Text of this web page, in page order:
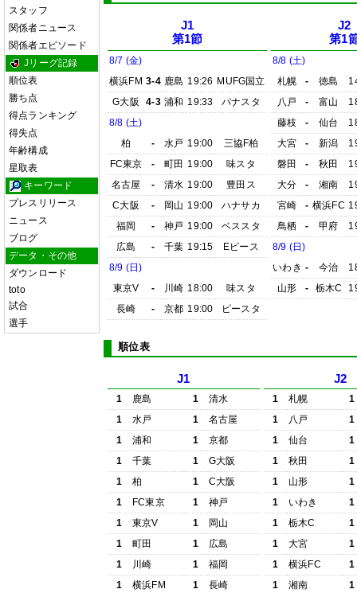
スタッフ
関係者ニュース
関係者エピソード
Jリーグ記録
順位表
勝ち点
得点ランキング
得失点
年齢構成
星取表
キーワード
プレスリリース
ニュース
ブログ
データ・その他
ダウンロード
toto
試合
選手
J1
第1節
8/7 (金)
横浜FM 3-4 鹿島 19:26 MUFG国立
G大阪
4-3 浦和 19:33
パナスタ
8/8 (土)
柏
- 水戸 19:00
三協F柏
FC東京
- 町田 19:00
味スタ
名古屋
- 清水 19:00
豊田ス
C大阪
- 岡山 19:00
ハナサカ
福岡
- 神戸 19:00
ベススタ
広島
- 千葉 19:15
Eピース
8/9 (日)
東京V
- 川崎 18:00
味スタ
長崎
- 京都 19:00 ピースタ
J2
第1
8/8 (土)
札幌
- 徳島
八戸
- 富山
藤枝
- 仙台
大宮
- 新潟
磐田
- 秋田
大分
- 湘南
宮崎
- 横浜FC
鳥栖
- 甲府
8/9 (日)
いわき - 今治
山形
- 栃木C
順位表
J1
1 鹿島 1
清水
1
水戸 1
名古屋
1
浦和 1
京都
1
千葉 1
G大阪
1
柏 1
C大阪
1
FC東京 1
神戸
1
東京V 1
岡山
1
町田 1
広島
1
川崎 1
福岡
1
横浜FM 1 長崎
J2
1 札幌
1
1
八戸
1
1
仙台
1
1
秋田
1
1
山形
1
1
いわき
1
1
栃木C
1
1
大宮
1
1
横浜FC
1
1
湘南 1